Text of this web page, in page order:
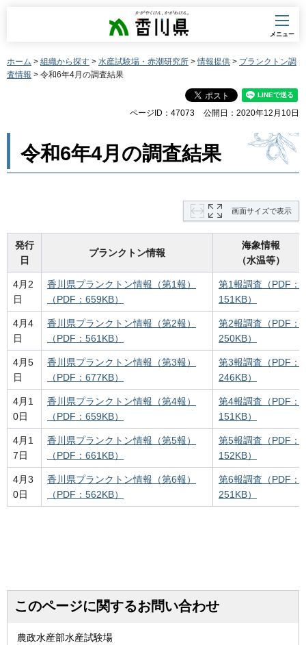
香川県
メニュー
ホーム > 組織から探す > 水産試験場・赤潮研究所 >情報提供 > プランクトン調
査情報 > 令和6年4月の調査結果
ページID：47073 公開日：2020年12月10日
令和6年4月の調査結果
画面サイズで表示
発行
日
プランクトン情報
海象情報
（水温等）
4月2
日
香川県プランクトン情報（第1報）
（PDF：659KB）
第1報調査（PDF：
151KB）
4月4
日
香川県プランクトン情報（第2報）
（PDF：561KB）
第2報調査（PDF：
250KB）
4月5
日
香川県プランクトン情報（第3報）
（PDF：677KB）
第3報調査（PDF：
246KB）
4月1
0日
香川県プランクトン情報（第4報）
（PDF：659KB）
第4報調査（PDF：
151KB）
4月1
7日
香川県プランクトン情報（第5報）
（PDF：661KB）
第5報調査（PDF：
152KB）
4月3
0日
香川県プランクトン情報（第6報）
（PDF：562KB）
第6報調査（PDF：
251KB）
このページに関するお問い合わせ
農政水産部水産試験場